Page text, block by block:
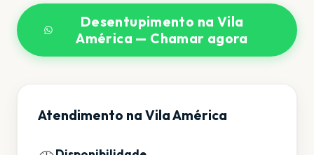
Desentupimento na Vila
América — Chamar agora
Atendimento na Vila América